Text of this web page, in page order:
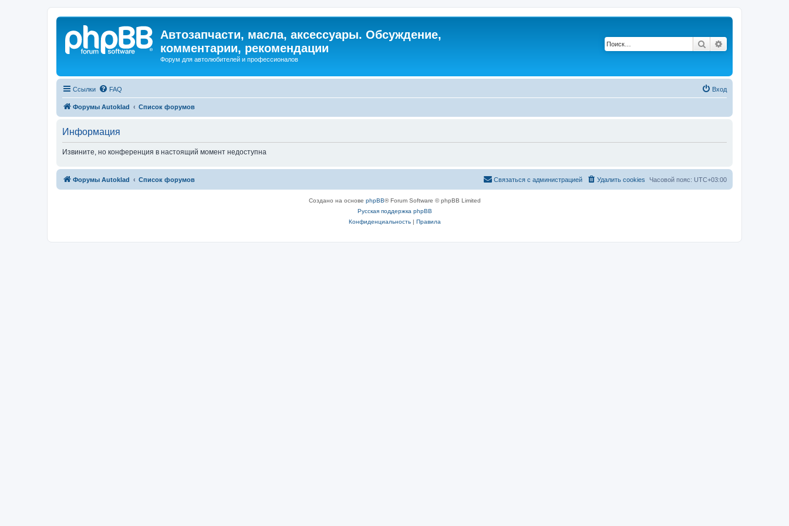
Автозапчасти, масла, аксессуары. Обсуждение,
комментарии, рекомендации
Форум для автолюбителей и профессионалов
Поиск
Ссылки FAQ Вход
Форумы Autoklad Список форумов
Информация
Извините, но конференция в настоящий момент недоступна
Форумы Autoklad Список форумов Часовой пояс: UTC+03:00
Удалить cookies
Связаться с администрацией
Создано на основе phpBB® Forum Software © phpBB Limited
Русская поддержка phpBB
Конфиденциальность| Правила